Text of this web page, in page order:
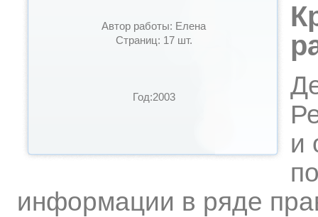
Автор работы: Елена
Страниц: 17 шт.
Год:2003
и
информации в ряде